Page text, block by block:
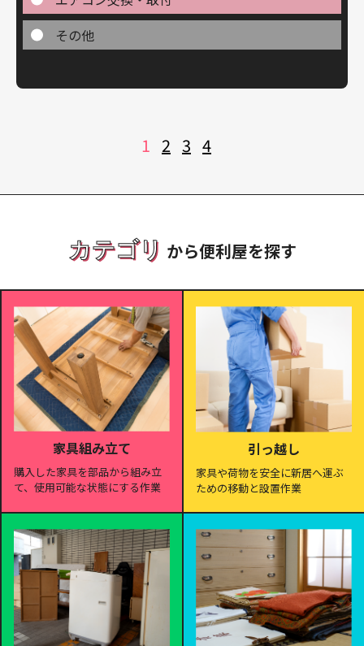
その他
ー
1 2 3 4
カテゴリ から便利屋を探す
家具組み立て
購入した家具を部品から組み立
て、使用可能な状態にする作業
引っ越し
家具や荷物を安全に新居へ運ぶ
ための移動と設置作業